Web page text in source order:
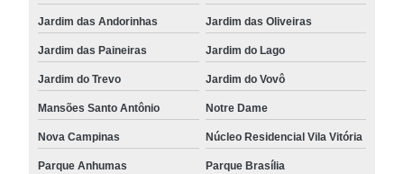
Jardim das Andorinhas Jardim das Oliveiras
Jardim das Paineiras Jardim do Lago
Jardim do Trevo Jardim do Vovô
Mansões Santo Antônio Notre Dame
Nova Campinas Núcleo Residencial Vila Vitória
Parque Anhumas Parque Brasília